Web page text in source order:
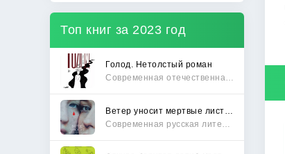
Топ книг за 2023 год
Голод. Нетолстый роман